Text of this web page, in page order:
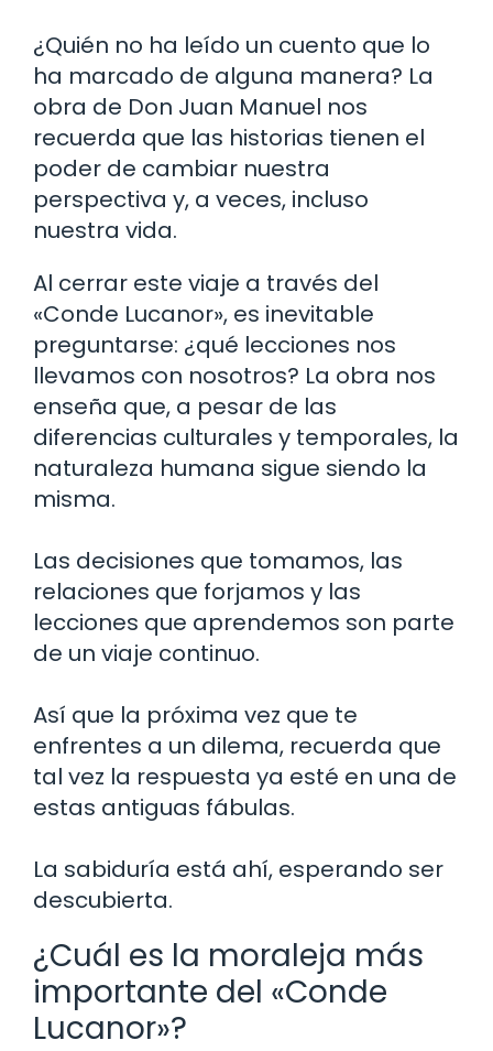
¿Quién no ha leído un cuento que lo
ha marcado de alguna manera? La
obra de Don Juan Manuel nos
recuerda que las historias tienen el
poder de cambiar nuestra
perspectiva y, a veces, incluso
nuestra vida.
Al cerrar este viaje a través del
«Conde Lucanor», es inevitable
preguntarse: ¿qué lecciones nos
llevamos con nosotros? La obra nos
enseña que, a pesar de las
diferencias culturales y temporales, la
naturaleza humana sigue siendo la
misma.
Las decisiones que tomamos, las
relaciones que forjamos y las
lecciones que aprendemos son parte
de un viaje continuo.
Así que la próxima vez que te
enfrentes a un dilema, recuerda que
tal vez la respuesta ya esté en una de
estas antiguas fábulas.
La sabiduría está ahí, esperando ser
descubierta.
¿Cuál es la moraleja más
importante del «Conde
Lucanor»?